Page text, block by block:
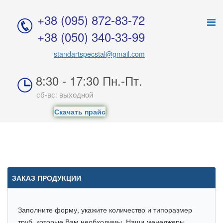
+38 (095) 872-83-72
+38 (050) 340-33-99
standartspecstal@gmail.com
8:30 - 17:30 Пн.-Пт.
сб-вс: выходной
Скачать прайс
ЗАКАЗ ПРОДУКЦИИ
Заполните форму, укажите количество и типоразмер